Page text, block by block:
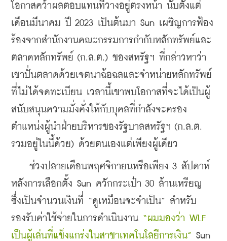
โอกาสคว้าผลตอบแทนที่วางอยู่ตรงหน้า นับตั้งแต่
เดือนมีนาคม ปี 2023 เป็นต้นมา Sun เผชิญการฟ้อง
ร้องจากสำนักงานคณะกรรมการกำกับหลักทรัพย์และ
ตลาดหลักทรัพย์ (ก.ล.ต.) ของสหรัฐฯ ที่กล่าวหาว่า
เขาปั่นตลาดด้วยเจตนาฉ้อฉลและจำหน่ายหลักทรัพย์
ที่ไม่ได้จดทะเบียน เวลานี้เขาพบโอกาสที่จะได้เป็นผู้
สนับสนุนความมั่งคั่งให้กับบุคลที่กำลังจะครอง
ตำแหน่งผู้นำฝ่ายบริหารของรัฐบาลสหรัฐฯ (ก.ล.ต.
รวมอยู่ในนี้ด้วย) ด้วยตนเองแต่เพียงผู้เดียว
ช่วงปลายเดือนพฤศจิกายนหรือเพียง 3 สัปดาห์
หลังการเลือกตั้ง Sun ควักกระเป๋า 30 ล้านเหรียญ
ซึ่งเป็นจำนวนเงินที่ “ดูเหมือนจะจำเป็น” สำหรับ
รองรับค่าใช้จ่ายในการดำเนินงาน “ผมมองว่า WLF
เป็นผู้เล่นที่แข็งแกร่งในสาขาเทคโนโลยีการเงิน” Sun